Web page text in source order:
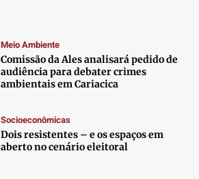
Meio Ambiente
Comissão da Ales analisará pedido de
audiência para debater crimes
ambientais em Cariacica
Socioeconômicas
Dois resistentes – e os espaços em
aberto no cenário eleitoral